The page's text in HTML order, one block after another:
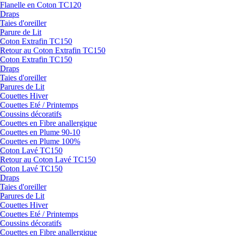
Flanelle en Coton TC120
Draps
Taies d'oreiller
Parure de Lit
Coton Extrafin TC150
Retour au Coton Extrafin TC150
Coton Extrafin TC150
Draps
Taies d'oreiller
Parures de Lit
Couettes Hiver
Couettes Eté / Printemps
Coussins décoratifs
Couettes en Fibre anallergique
Couettes en Plume 90-10
Couettes en Plume 100%
Coton Lavé TC150
Retour au Coton Lavé TC150
Coton Lavé TC150
Draps
Taies d'oreiller
Parures de Lit
Couettes Hiver
Couettes Eté / Printemps
Coussins décoratifs
Couettes en Fibre anallergique